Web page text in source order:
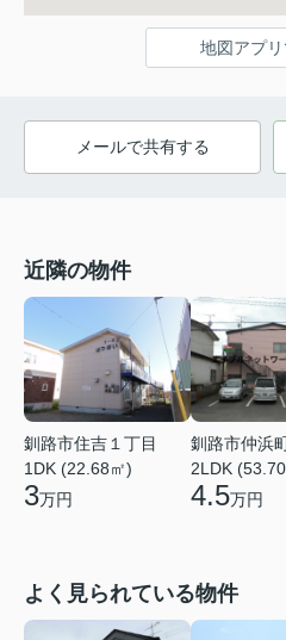
地図アプリ
メールで共有する
近隣の物件
釧路市住吉１丁目
1DK (22.68㎡)
3万円
釧路市仲浜
2LDK
4.5万円
よく見られている物件